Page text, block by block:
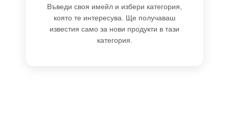
Въведи своя имейл и избери категория,
която те интересува. Ще получаваш
известия само за нови продукти в тази
категория.